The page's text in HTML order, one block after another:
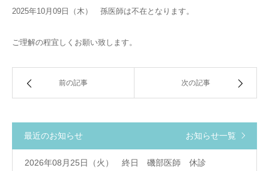
2025年10月09日（木） 孫医師は不在となります。
ご理解の程宜しくお願い致します。
前の記事 次の記事
最近のお知らせ お知らせ一覧
2026年08月25日（火） 終日 磯部医師 休診